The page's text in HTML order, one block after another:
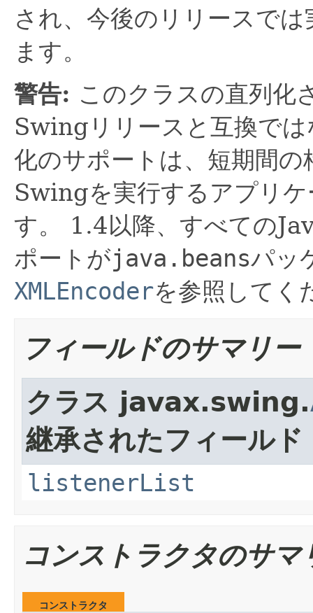
され、今後のリリースで
ます。
警告: このクラスの直列化
Swingリリースと互換で
化のサポートは、短期間
Swingを実行するアプリ
す。
1.4以降、すべての
ポートがjava.beansパッ
XMLEncoderを参照してく
フィールドのサマリー
クラス javax.swing.
継承されたフィールド
listenerList
コンストラクタのサマ
コンストラクタ